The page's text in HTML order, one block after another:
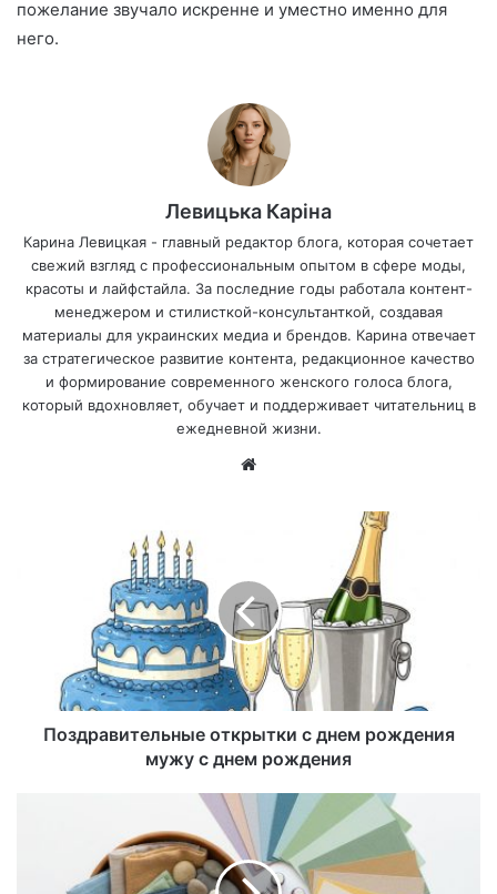
пожелание звучало искренне и уместно именно для
него.
Левицька Каріна
Карина Левицкая - главный редактор блога, которая сочетает
свежий взгляд с профессиональным опытом в сфере моды,
красоты и лайфстайла. За последние годы работала контент-
менеджером и стилисткой-консультанткой, создавая
материалы для украинских медиа и брендов. Карина отвечает
за стратегическое развитие контента, редакционное качество
и формирование современного женского голоса блога,
который вдохновляет, обучает и поддерживает читательниц в
ежедневной жизни.
Поздравительные открытки с днем рождения
мужу с днем рождения